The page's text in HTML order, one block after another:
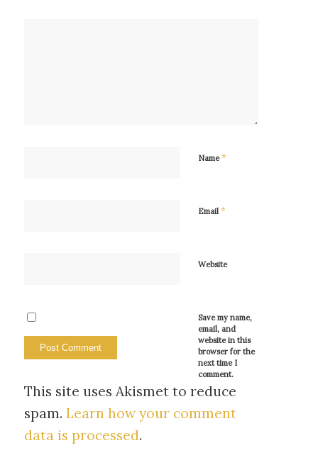
Name*
Email *
Website
Save my name,
email, and
website in this
browser for the
next time I
comment.
This site uses Akismet to reduce
spam. Learn how your comment
data is processed.